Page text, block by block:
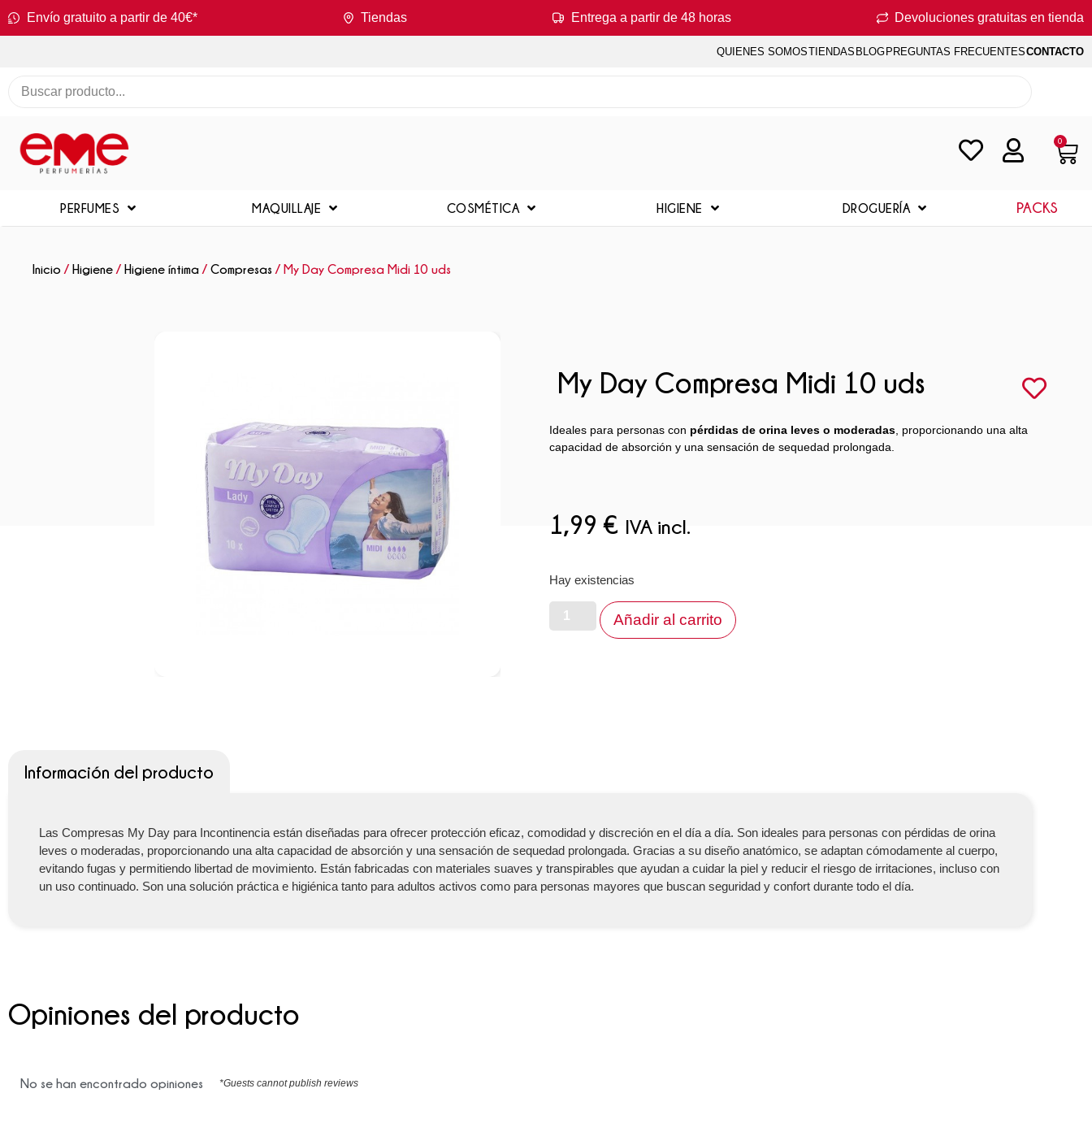
Envío gratuito a partir de 40€* Tiendas Entrega a partir de 48 horas Devoluciones gratuitas en tienda
QUIENES SOMOSTIENDAS BLOG PREGUNTAS FRECUENTESCONTACTO
0
PERFUMES MAQUILLAJE COSMÉTICA HIGIENE DROGUERÍA PACKS
Inicio / Higiene / Higiene íntima /Compresas / My Day Compresa Midi 10 uds
My Day Compresa Midi 10 uds
Ideales para personas con pérdidas de orina leves o moderadas, proporcionando una alta
capacidad de absorción y una sensación de sequedad prolongada.
1,99€ IVA incl.
Hay existencias
Añadir al carrito
Información del producto
Las Compresas My Day para Incontinencia están diseñadas para ofrecer protección eficaz, comodidad y discreción en el día a día. Son ideales para personas con pérdidas de orina
leves o moderadas, proporcionando una alta capacidad de absorción y una sensación de sequedad prolongada. Gracias a su diseño anatómico, se adaptan cómodamente al cuerpo,
evitando fugas y permitiendo libertad de movimiento. Están fabricadas con materiales suaves y transpirables que ayudan a cuidar la piel y reducir el riesgo de irritaciones, incluso con
un uso continuado. Son una solución práctica e higiénica tanto para adultos activos como para personas mayores que buscan seguridad y confort durante todo el día.
Opiniones del producto
No se han encontrado opiniones *Guests cannot publish reviews